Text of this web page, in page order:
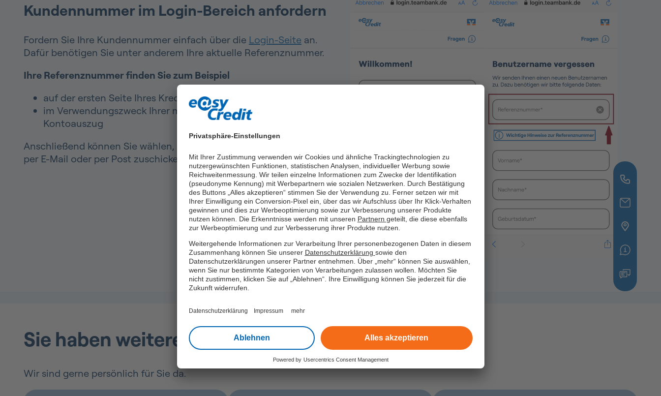
Privatsphäre-Einstellungen
Mit Ihrer Zustimmung verwenden wir Cookies und ähnliche Trackingtechnologien zu
nutzergewünschten Funktionen, statistischen Analysen, individueller Werbung sowie
Reichweitenmessung. Wir teilen einzelne Informationen zum Zwecke der Identifikation
(pseudonyme Kennung) mit Werbepartnern wie sozialen Netzwerken. Durch Bestätigung
des Buttons „Alles akzeptieren“ stimmen Sie der Verwendung zu. Ferner setzen wir mit
Ihrer Einwilligung ein Conversion-Pixel ein, über das wir Aufschluss über Ihr Klick-Verhalten
gewinnen und dies zur Werbeoptimierung sowie zur Verbesserung unserer Produkte
nutzen können. Die Erkenntnisse werden mit unseren Partnern geteilt, die diese ebenfalls
zur Werbeoptimierung und zur Verbesserung ihrer Produkte nutzen.
Weitergehende Informationen zur Verarbeitung Ihrer personenbezogenen Daten in diesem
Zusammenhang können Sie unserer Datenschutzerklärung sowie den
Datenschutzerklärungen unserer Partner entnehmen. Über „mehr“ können Sie auswählen,
wenn Sie nur bestimmte Kategorien von Verarbeitungen zulassen wollen. Möchten Sie
nicht zustimmen, klicken Sie auf „Ablehnen“. Ihre Einwilligung können Sie jederzeit für die
Zukunft widerrufen.
Datenschutzerklärung Impressum mehr
Ablehnen Alles akzeptieren
Powered by Usercentrics Consent Management
Kundennummer im Login-Bereich anfordern
Fordern Sie Ihre Kundennummer einfach über die Login-Seite an.
Dafür benötigen Sie unter anderem Ihre aktuelle Referenznummer.
Ihre Referenznummer finden Sie zum Beispiel
auf der ersten Seite Ihres Kreditvertrags
im Verwendungszweck Ihrer monatlichen Abbuchung auf dem
Kontoauszug
Anschließend können Sie wählen, ob wir Ihnen Ihre Kundennummer
per E-Mail oder per Post zuschicken sollen.
Sie haben weitere Fragen?
Wir sind gerne persönlich für Sie da.